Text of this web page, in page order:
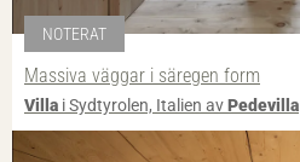
NOTERAT
Massiva väggar i säregen form
Villa i Sydtyrolen, Italien avPedevilla